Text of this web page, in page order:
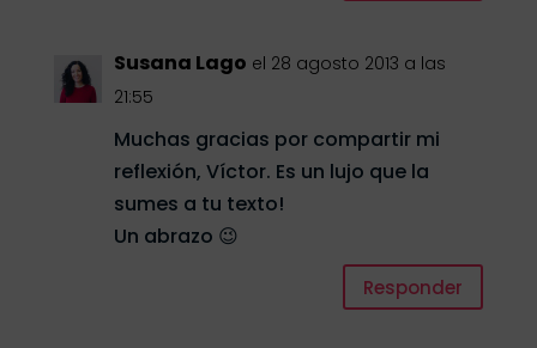
Susana Lago el 28 agosto 2013 a las
21:55
Muchas gracias por compartir mi
reflexión, Víctor. Es un lujo que la
sumes a tu texto!
Un abrazo 😉
Responder